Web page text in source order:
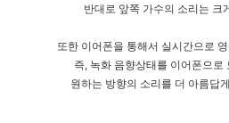
반대로 앞쪽 가수의 소리는 크
또한 이어폰을 통해서 실시간으로
즉, 녹화 음향상태를 이어폰으로
원하는 방향의 소리를 더 아름답